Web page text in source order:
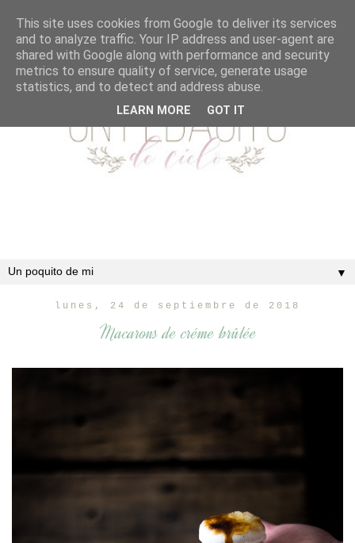
▼
lunes, 24 de septiembre de 2018
Macarons de créme brûlée
This site uses cookies from Google to deliver its services
and to analyze traffic. Your IP address and user-agent are
shared with Google along with performance and security
metrics to ensure quality of service, generate usage
statistics, and to detect and address abuse.
LEARN MORE GOT IT